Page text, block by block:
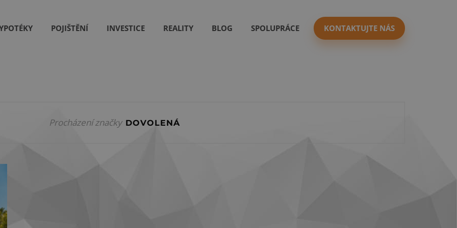
POJIŠTĚNÍ INVESTICE REALITY BLOG SPOLUPRÁCE KONTAKTUJTE NÁS
Procházení značky DOVOLENÁ